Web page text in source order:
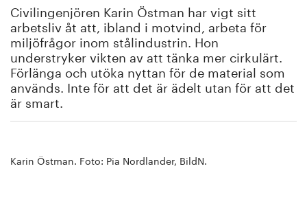
Energi/miljö
Vi tycker
Publicerat
Bildbank
Om oss
Civilingenjören Karin Östman har vigt sitt
arbetsliv åt att, ibland i motvind, arbeta för
miljöfrågor inom stålindustrin. Hon
understryker vikten av att tänka mer cirkulärt.
Förlänga och utöka nyttan för de material som
används. Inte för att det är ädelt utan för att det
är smart.
Karin Östman. Foto: Pia Nordlander, BildN.